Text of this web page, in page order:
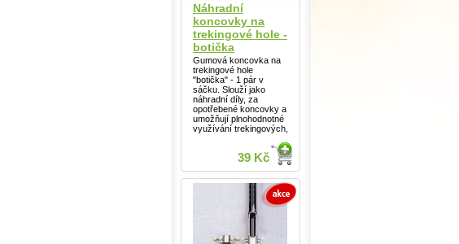
Náhradní
koncovky na
trekingové hole -
botička
Gumová koncovka na
trekingové hole
"botička" - 1 pár v
sáčku. Slouží jako
náhradní díly, za
opotřebené koncovky a
umožňují plnohodnotné
využívání trekingových,
39 Kč